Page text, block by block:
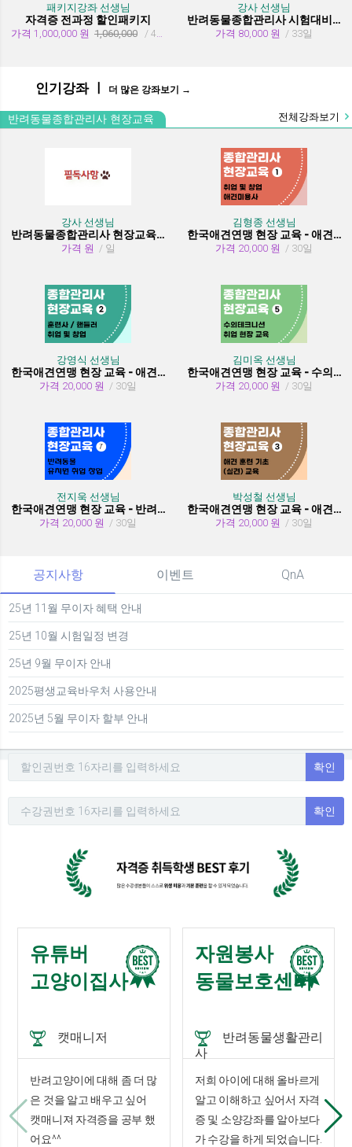
패키지강좌 선생님
자격증 전과정 할인패키지
가격 1,000,000 원 1,060,000 / 455일
강사 선생님
반려동물종합관리사 시험대비 유형문제 풀이
가격 80,000 원 / 33일
인기강좌 ㅣ 더 많은 강좌보기 →
반려동물종합관리사 현장교육 전체강좌보기
강사 선생님
반려동물종합관리사 현장교육 수강시 필독사항
가격 원 / 일
김형종 선생님
한국애견연맹 현장 교육 - 애견미용사 취업 및 창업
가격 20,000 원 / 30일
강영식 선생님
한국애견연맹 현장 교육 - 애견훈련사/핸들러 취업 및 창업
가격 20,000 원 / 30일
김미옥 선생님
한국애견연맹 현장 교육 - 수의테크니션(동물보건사) (취업 현장 교육)
가격 20,000 원 / 30일
전지욱 선생님
한국애견연맹 현장 교육 - 반려동물 유치원 취창업
가격 20,000 원 / 30일
박성철 선생님
한국애견연맹 현장 교육 - 애견 훈련 기초 (실견)
가격 20,000 원 / 30일
공지사항 이벤트 QnA
25년 11월 무이자 혜택 안내
25년 10월 시험일정 변경
25년 9월 무이자 안내
2025평생교육바우처 사용안내
2025년 5월 무이자 할부 안내
확인
확인
유튜버
고양이집사
캣매니저
반려고양이에 대해 좀 더 많
은 것을 알고 배우고 싶어
캣매니져 자격증을 공부 했
어요^^
자원봉사
동물보호센터
반려동물생활관리
사
저희 아이에 대해 올바르게
알고 이해하고 싶어서 자격
증 및 소양강좌를 알아보다
가 수강을 하게 되었습니다.